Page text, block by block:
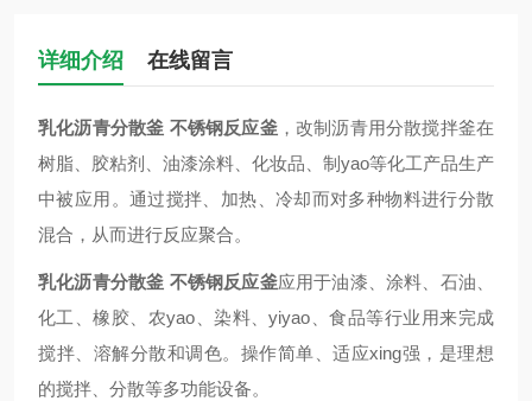
详细介绍 在线留言
乳化沥青分散釜 不锈钢反应釜，改制沥青用分散搅拌釜在
树脂、胶粘剂、油漆涂料、化妆品、制yao等化工产品生产
中被应用。通过搅拌、加热、冷却而对多种物料进行分散
混合，从而进行反应聚合。
乳化沥青分散釜 不锈钢反应釜应用于油漆、涂料、石油、
化工、橡胶、农yao、染料、yiyao、食品等行业用来完成
搅拌、溶解分散和调色。操作简单、适应xing强，是理想
的搅拌、分散等多功能设备。